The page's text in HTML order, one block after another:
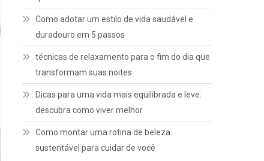
Como adotar um estilo de vida saudável e
duradouro em 5 passos
técnicas de relaxamento para o fim do dia que
transformam suas noites
Dicas para uma vida mais equilibrada e leve:
descubra como viver melhor
Como montar uma rotina de beleza
sustentável para cuidar de você